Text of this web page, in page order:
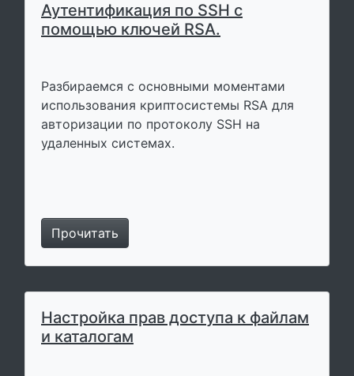
Аутентификация по SSH с
помощью ключей RSA.
Разбираемся с основными моментами
использования криптосистемы RSA для
авторизации по протоколу SSH на
удаленных системах.
Прочитать
Настройка прав доступа к файлам
и каталогам